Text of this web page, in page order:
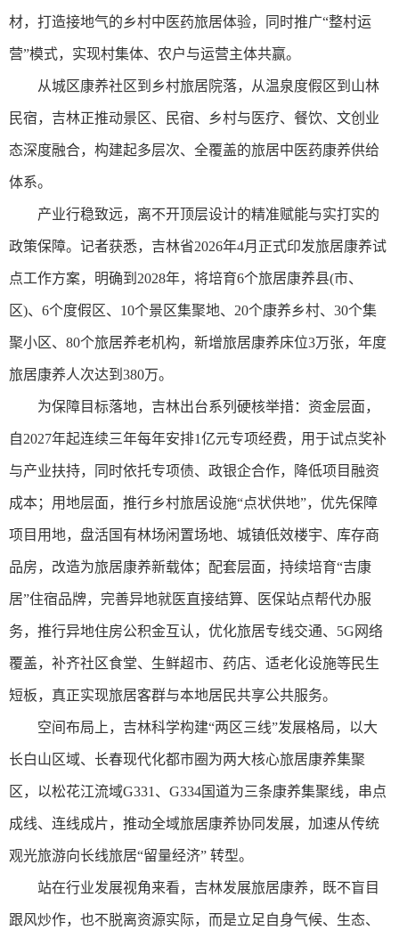
材，打造接地气的乡村中医药旅居体验，同时推广“整村运
营”模式，实现村集体、农户与运营主体共赢。
从城区康养社区到乡村旅居院落，从温泉度假区到山林
民宿，吉林正推动景区、民宿、乡村与医疗、餐饮、文创业
态深度融合，构建起多层次、全覆盖的旅居中医药康养供给
体系。
产业行稳致远，离不开顶层设计的精准赋能与实打实的
政策保障。记者获悉，吉林省2026年4月正式印发旅居康养试
点工作方案，明确到2028年，将培育6个旅居康养县(市、
区)、6个度假区、10个景区集聚地、20个康养乡村、30个集
聚小区、80个旅居养老机构，新增旅居康养床位3万张，年度
旅居康养人次达到380万。
为保障目标落地，吉林出台系列硬核举措：资金层面，
自2027年起连续三年每年安排1亿元专项经费，用于试点奖补
与产业扶持，同时依托专项债、政银企合作，降低项目融资
成本；用地层面，推行乡村旅居设施“点状供地”，优先保障
项目用地，盘活国有林场闲置场地、城镇低效楼宇、库存商
品房，改造为旅居康养新载体；配套层面，持续培育“吉康
居”住宿品牌，完善异地就医直接结算、医保站点帮代办服
务，推行异地住房公积金互认，优化旅居专线交通、5G网络
覆盖，补齐社区食堂、生鲜超市、药店、适老化设施等民生
短板，真正实现旅居客群与本地居民共享公共服务。
空间布局上，吉林科学构建“两区三线”发展格局，以大
长白山区域、长春现代化都市圈为两大核心旅居康养集聚
区，以松花江流域G331、G334国道为三条康养集聚线，串点
成线、连线成片，推动全域旅居康养协同发展，加速从传统
观光旅游向长线旅居“留量经济” 转型。
站在行业发展视角来看，吉林发展旅居康养，既不盲目
跟风炒作，也不脱离资源实际，而是立足自身气候、生态、